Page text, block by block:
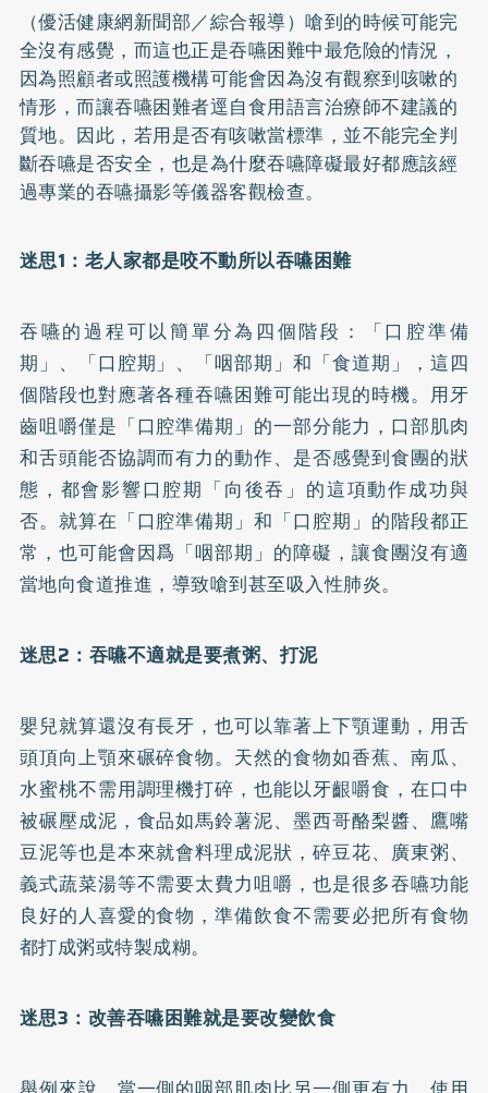
（優活健康網新聞部／綜合報導）嗆到的時候可能完
全沒有感覺，而這也正是吞嚥困難中最危險的情況，
因為照顧者或照護機構可能會因為沒有觀察到咳嗽的
情形，而讓吞嚥困難者逕自食用語言治療師不建議的
質地。因此，若用是否有咳嗽當標準，並不能完全判
斷吞嚥是否安全，也是為什麼吞嚥障礙最好都應該經
過專業的吞嚥攝影等儀器客觀檢查。
迷思1 ：老人家都是咬不動所以吞嚥困難
吞嚥的過程可以簡單分為四個階段：「口腔準備
期」、「口腔期」、「咽部期」和「食道期」，這四
個階段也對應著各種吞嚥困難可能出現的時機。用牙
齒咀嚼僅是「口腔準備期」的一部分能力，口部肌肉
和舌頭能否協調而有力的動作、是否感覺到食團的狀
態，都會影響口腔期「向後吞」的這項動作成功與
否。就算在「口腔準備期」和「口腔期」的階段都正
常，也可能會因爲「咽部期」的障礙，讓食團沒有適
當地向食道推進，導致嗆到甚至吸入性肺炎。
迷思2 ：吞嚥不適就是要煮粥、打泥
嬰兒就算還沒有長牙，也可以靠著上下顎運動，用舌
頭頂向上顎來碾碎食物。天然的食物如香蕉、南瓜、
水蜜桃不需用調理機打碎，也能以牙齦嚼食，在口中
被碾壓成泥，食品如馬鈴薯泥、墨西哥酪梨醬、鷹嘴
豆泥等也是本來就會料理成泥狀，碎豆花、廣東粥、
義式蔬菜湯等不需要太費力咀嚼，也是很多吞嚥功能
良好的人喜愛的食物，準備飲食不需要必把所有食物
都打成粥或特製成糊。
迷思3 ：改善吞嚥困難就是要改變飲食